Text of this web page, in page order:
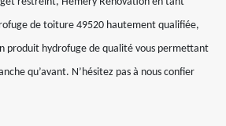
de toiture 49520 hautement qualifiée,
produit hydrofuge de qualité vous permettant
qu’avant. N’hésitez pas à nous confier